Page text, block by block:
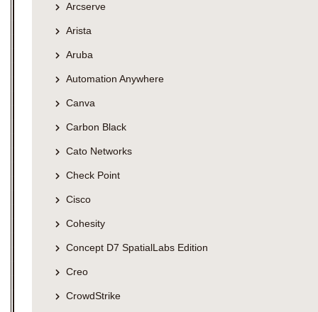
Arcserve
Arista
Aruba
Automation Anywhere
Canva
Carbon Black
Cato Networks
Check Point
Cisco
Cohesity
Concept D7 SpatialLabs Edition
Creo
CrowdStrike